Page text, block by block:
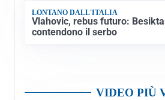
LONTANO DALL'ITALIA
Vlahovic, rebus futuro:
contendono il serbo
VIDEO PIÙ